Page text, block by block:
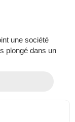
une société
plongé dans un